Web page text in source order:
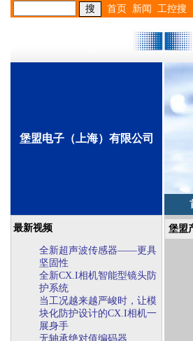
首页 新闻 工控搜
堡盟电子（上海）有限公司
最新视频
全新超声波传感器——更具
坚固性
全新CX.I相机智能型镜头防
护系统
当工况越来越严峻时，让模
块化防护设计的CX.I相机一
展身手
无轴承绝对值编码器
堡盟